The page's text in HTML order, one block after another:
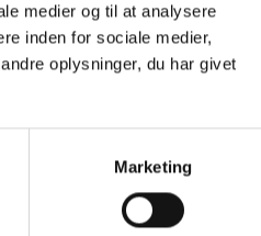
medier og til at analysere
inden for sociale medier,
oplysninger, du har givet
Marketing